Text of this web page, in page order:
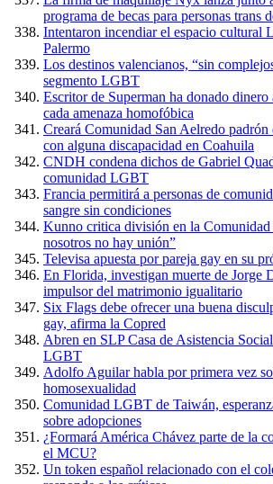
programa de becas para personas trans
Intentaron incendiar el espacio cultural
Palermo
Los destinos valencianos, “sin
segmento LGBT
Escritor de Superman ha donado
cada amenaza homofóbica
Creará Comunidad San Aelredo
con alguna discapacidad en Coahuila
CNDH condena dichos de Gabriel
comunidad LGBT
Francia permitirá a personas de
sangre sin condiciones
Kunno critica división en la
nosotros no hay unión”
Televisa apuesta por pareja gay en su
En Florida, investigan muerte de Jorge
impulsor del matrimonio igualitario
Six Flags debe ofrecer una buena
gay, afirma la Copred
Abren en SLP Casa de Asistencia
LGBT
Adolfo Aguilar habla por primera vez
homosexualidad
Comunidad LGBT de Taiwán,
sobre adopciones
¿Formará América Chávez parte de la
el MCU?
Un token español relacionado con el